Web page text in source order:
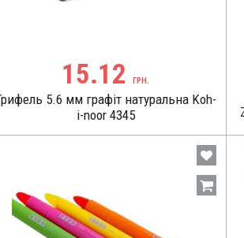
15.12 ГРН.
5.6 мм графіт натуральна Koh-
i-noor 4345